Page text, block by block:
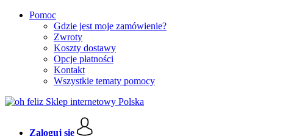
Pomoc
Gdzie jest moje zamówienie?
Zwroty
Koszty dostawy
Opcje płatności
Kontakt
Wszystkie tematy pomocy
Zaloguj się